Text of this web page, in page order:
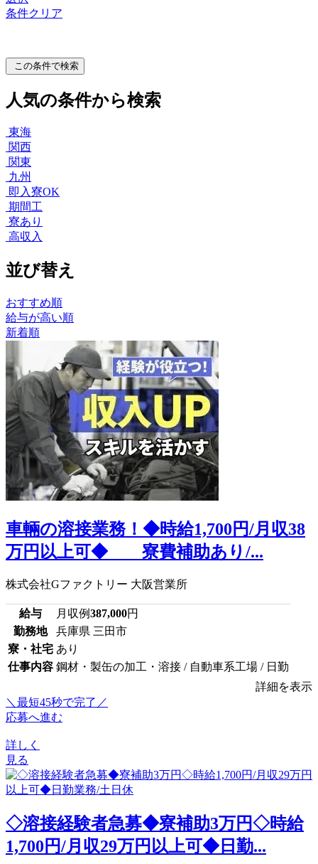
条件クリア
この条件で検索
人気の条件から検索
東海
関西
関東
九州
即入寮OK
期間工
寮あり
高収入
並び替え
おすすめ順
給与が高い順
新着順
車輛の溶接業務！◆時給1,700円/月収38
万円以上可◆ 寮費補助あり/...
株式会社Gファクトリー 大阪営業所
給与 月収例387,000円
勤務地
兵庫県 三田市
寮・社宅 あり
仕事内容 鋼材・製缶の加工・溶接 / 自動車系工場 / 日勤
詳細を表示
＼最短45秒で完了／
応募へ進む
詳しく
見る
◇溶接経験者急募◆寮補助3万円◇時給
1,700円/月収29万円以上可◆日勤...